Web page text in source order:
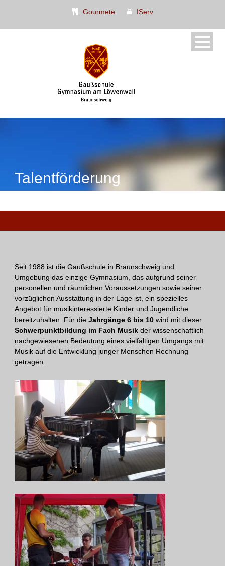
Gourmete IServ
Talentförderung
Seit 1988 ist die Gaußschule in Braunschweig und
Umgebung das einzige Gymnasium, das aufgrund seiner
personellen und räumlichen Voraussetzungen sowie seiner
vorzüglichen Ausstattung in der Lage ist, ein spezielles
Angebot für musikinteressierte Kinder und Jugendliche
bereitzuhalten. Für die Jahrgänge 6 bis 10 wird mit dieser
Schwerpunktbildung im Fach Musik der wissenschaftlich
nachgewiesenen Bedeutung eines vielfältigen Umgangs mit
Musik auf die Entwicklung junger Menschen Rechnung
getragen.